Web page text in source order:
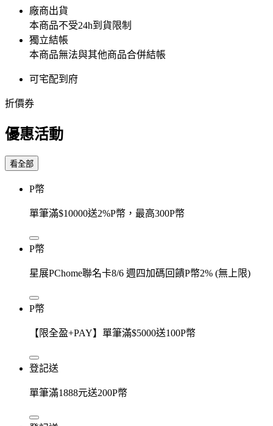
廠商出貨
本商品不受24h到貨限制
獨立結帳
本商品無法與其他商品合併結帳
可宅配到府
折價券
優惠活動
看全部
P幣
單筆滿$10000送2%P幣，最高300P幣
P幣
星展PChome聯名卡8/6 週四加碼回饋P幣2% (無上限)
P幣
【限全盈+PAY】單筆滿$5000送100P幣
登記送
單筆滿1888元送200P幣